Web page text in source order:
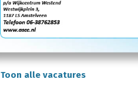
Toon alle vacatures